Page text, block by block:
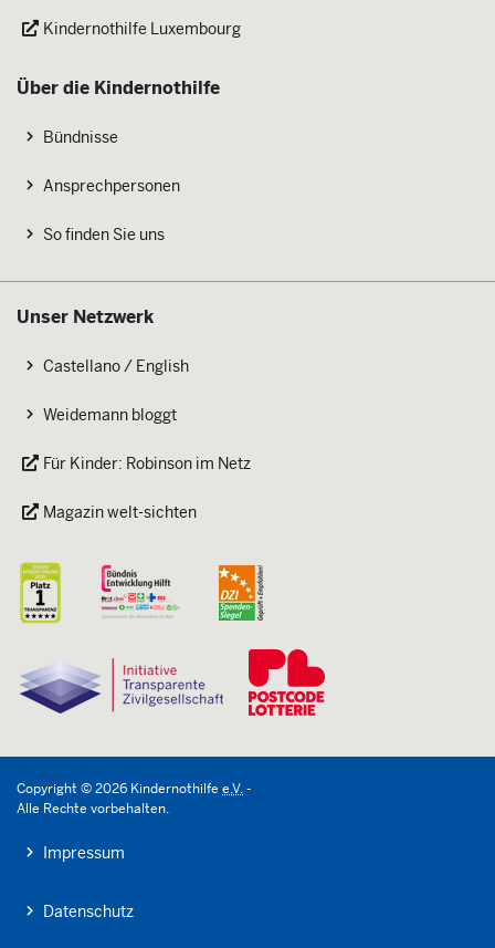
Kindernothilfe Luxembourg
Über die Kindernothilfe
Bündnisse
Ansprechpersonen
So finden Sie uns
Unser Netzwerk
Castellano / English
Weidemann bloggt
Für Kinder: Robinson im Netz
Magazin welt-sichten
Copyright ©2026 Kindernothilfe e.V.-
Alle Rechte vorbehalten.
Impressum
Datenschutz